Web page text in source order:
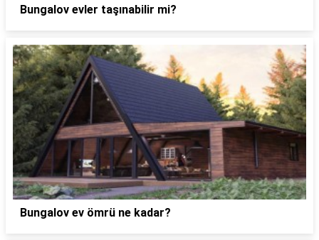
Bungalov evler taşınabilir mi?
Bungalov ev ömrü ne kadar?